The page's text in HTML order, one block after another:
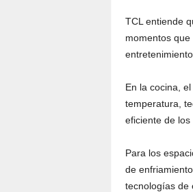
TCL entiende
momentos
En la cocina, el
temperatura,
eficiente de los
Para los
de
tecnologías de